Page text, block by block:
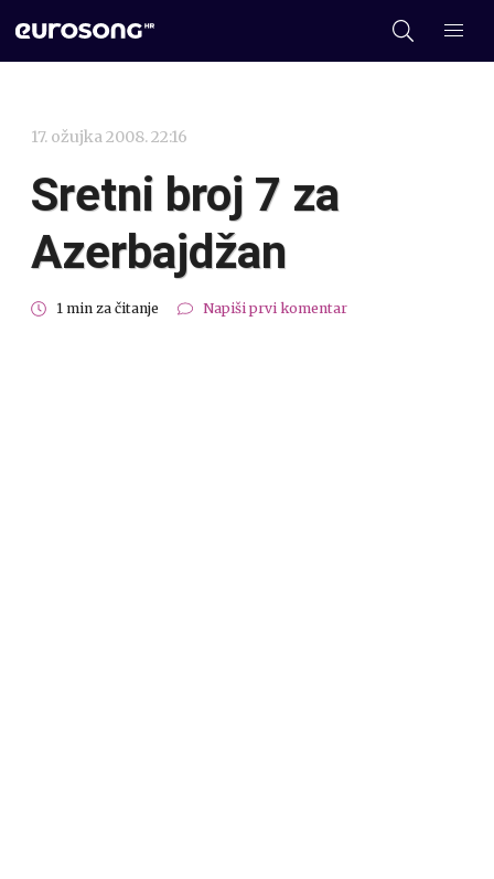
17. ožujka 2008. 22:16
Sretni broj 7 za
Azerbajdžan
1 min za čitanje Napiši prvi komentar